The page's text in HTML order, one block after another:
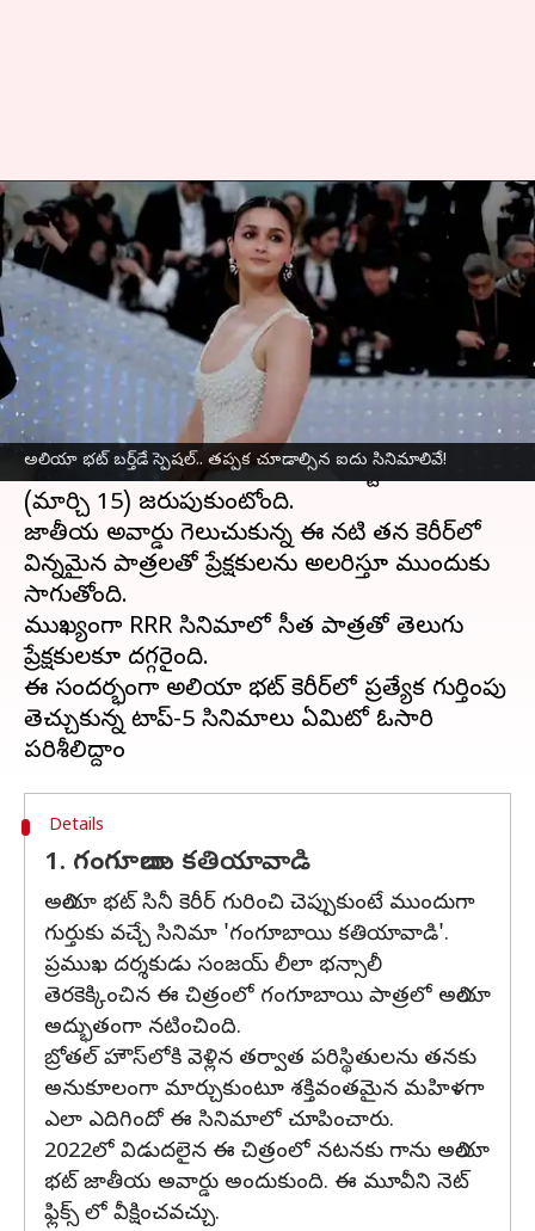
అలియా భట్ బర్త్‌డే స్పెషల్.. త‌ప్ప‌క చూడాల్సిన ఐదు సినిమాలివే!
Alia Bhatt Birthday: అలియా భట్
బర్త్‌డే స్పెషల్.. త‌ప్ప‌క చూడాల్సిన
ఐదు సినిమాలివే!
వ్రాసిన వారు Jayachandra Akuri Mar 15, 2026 12:43 pm
ఈ వార్తాకథనం ఏంటి
అందం, అభినయం కలగలిపినబాలీవుడ్స్టార్
హీరోయిన్ అలియా భట్ నేడు తన పుట్టినరోజు
(మార్చి 15) జరుపుకుంటోంది.
జాతీయ అవార్డు గెలుచుకున్న ఈ నటి తన కెరీర్‌లో
విభిన్నమైన పాత్రలతో ప్రేక్షకులను అలరిస్తూ ముందుకు
సాగుతోంది.
ముఖ్యంగా RRR సినిమాలో సీత పాత్రతో తెలుగు
ప్రేక్షకులకూ దగ్గరైంది.
ఈ సందర్భంగా అలియా భట్ కెరీర్‌లో ప్రత్యేక గుర్తింపు
తెచ్చుకున్న టాప్-5 సినిమాలు ఏమిటో ఓసారి
Details
1. గంగూబాయి కతియావాడి
అలియా భట్ సినీ కెరీర్ గురించి చెప్పుకుంటే ముందుగా
గుర్తుకు వచ్చే సినిమా 'గంగూబాయి కతియావాడి'.
ప్రముఖ దర్శకుడు సంజయ్ లీలా భన్సాలీ
తెరకెక్కించిన ఈ చిత్రంలో గంగూబాయి పాత్రలో అలియా
అద్భుతంగా నటించింది.
బ్రోతల్ హౌస్‌లోకి వెళ్లిన తర్వాత పరిస్థితులను తనకు
అనుకూలంగా మార్చుకుంటూ శక్తివంతమైన మహిళగా
ఎలా ఎదిగిందో ఈ సినిమాలో చూపించారు.
2022లో విడుదలైన ఈ చిత్రంలో నటనకు గాను అలియా
భట్ జాతీయ అవార్డు అందుకుంది. ఈ మూవీని నెట్
ఫ్లిక్స్ లో వీక్షించవచ్చు.